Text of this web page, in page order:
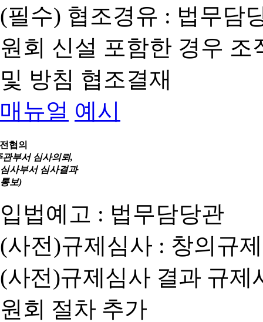
(필수) 협조경유 : 법무담
원회 신설 포함한 경우
및 방침 협조결재
매뉴얼 예시
협의
관부서 심사의뢰,
심사부서 심사결과
통보)
입법예고 : 법무담당관
(사전)규제심사 : 창의규
(사전)규제심사 결과 규
원회 절차 추가